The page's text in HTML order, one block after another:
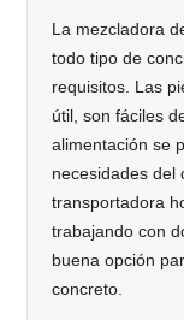
La mezcladora
todo tipo de
requisitos. Las
útil, son fáciles
alimentación se
necesidades del
transportadora
trabajando con
buena opción
concreto.